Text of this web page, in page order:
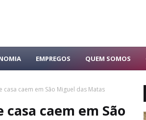
EMPREGOS QUEM SOMOS
caem em São Miguel das Matas
caem em São